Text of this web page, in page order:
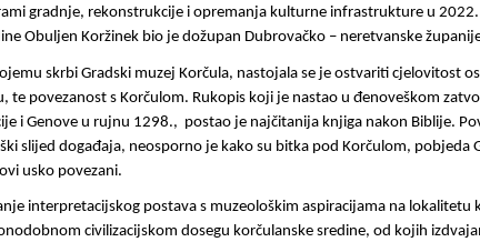
gradnje, rekonstrukcije i opremanja kulturne infrastrukture u
Obuljen Koržinek bio je dožupan Dubrovačko – neretvanske
skrbi Gradski muzej Korčula, nastojala se je ostvariti cjelovitost
povezanost s Korčulom. Rukopis koji je nastao u đenoveškom
i Genove u rujnu 1298.,  postao je najčitanija knjiga nakon Biblije.
slijed događaja, neosporno je kako su bitka pod Korčulom,
usko povezani.
interpretacijskog postava s muzeološkim aspiracijama na
civilizacijskom dosegu korčulanske sredine, od kojih